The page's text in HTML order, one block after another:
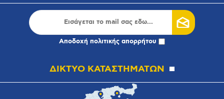
Αποδοχή πολιτικής απορρήτου
ΔΙΚΤΥΟ ΚΑΤΑΣΤΗΜΑΤΩΝ